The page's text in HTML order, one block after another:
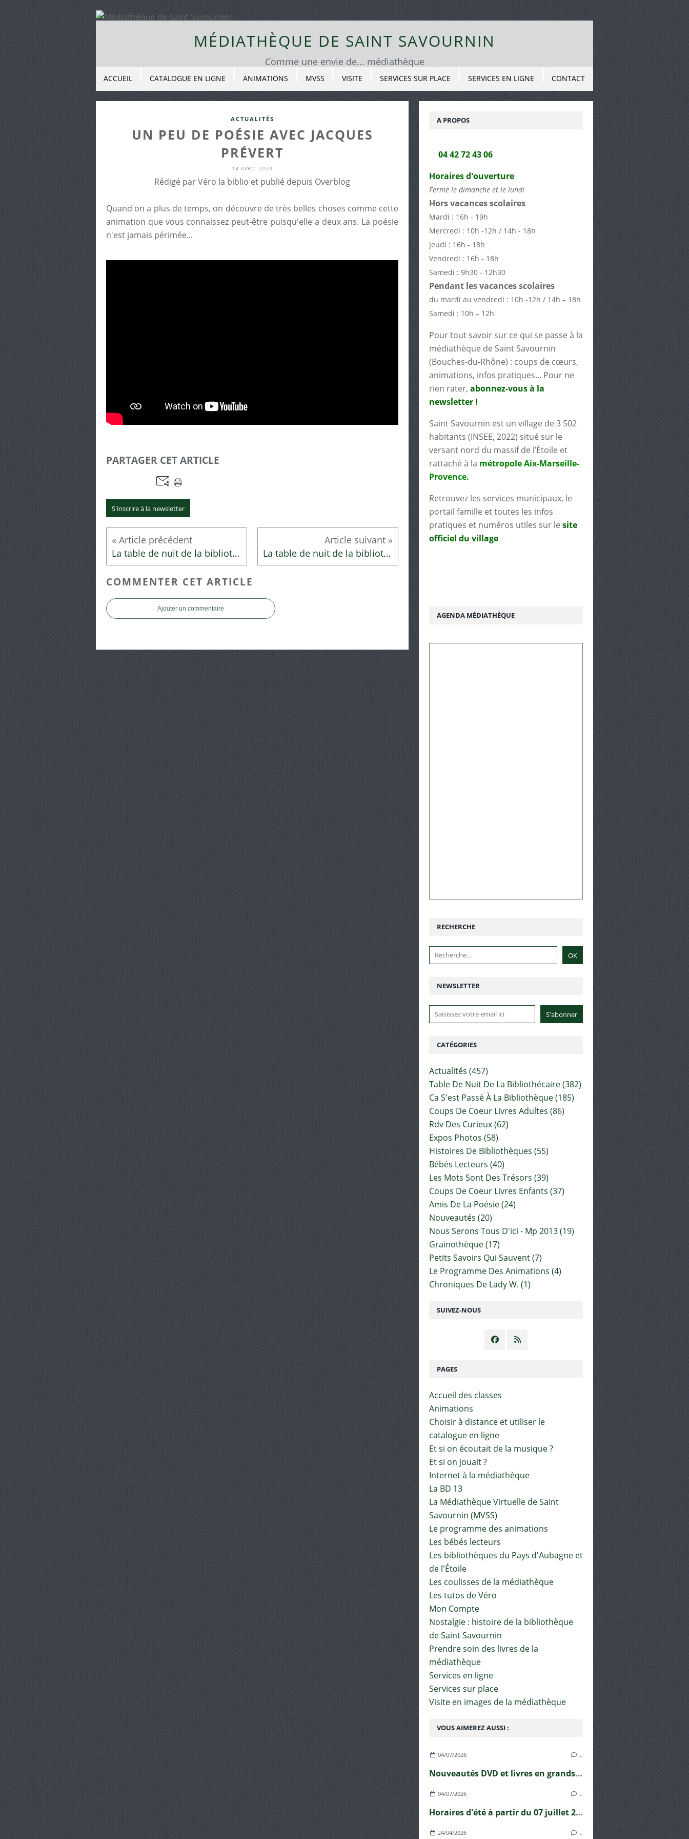
MÉDIATHÈQUE DE SAINT SAVOURNIN
Comme une envie de... médiathèque
ACCUEIL CATALOGUE EN LIGNE ANIMATIONS MVSS VISITE SERVICES SUR PLACE SERVICES EN LIGNE CONTACT
ACTUALITÉS
UN PEU DE POÉSIE AVEC JACQUES
PRÉVERT
14 AVRIL 2020
Rédigé par Véro la biblio et publié depuis Overblog
Quand on a plus de temps, on découvre de très belles choses comme cette
animation que vous connaissez peut-être puisqu'elle a deux ans. La poésie
n'est jamais périmée...
PARTAGER CET ARTICLE
S'inscrire à la newsletter
La table de nuit de la bibliothécaire La table de nuit de la bibliothécaire
COMMENTER CET ARTICLE
Ajouter un commentaire
NEWSLETTER
SUIVEZ-NOUS
RECHERCHE
VOUS AIMEREZ AUSSI :
04/07/2026 …
Nouveautés DVD et livres en grands caractères !
04/07/2026 …
Horaires d'été à partir du 07 juillet 2026
24/04/2026 …
PAGES
Accueil des classes
Animations
Choisir à distance et utiliser le
catalogue en ligne
Et si on écoutait de la musique ?
Et si on jouait ?
Internet à la médiathèque
La BD 13
La Médiathèque Virtuelle de Saint
Savournin (MVSS)
Le programme des animations
Les bébés lecteurs
Les bibliothèques du Pays d'Aubagne et
de l'Étoile
Les coulisses de la médiathèque
Les tutos de Véro
Mon Compte
Nostalgie : histoire de la bibliothèque
de Saint Savournin
Prendre soin des livres de la
médiathèque
Services en ligne
Services sur place
Visite en images de la médiathèque
CATÉGORIES
Actualités (457)
Table De Nuit De La Bibliothécaire(382)
Ca S'est Passé À La Bibliothèque(185)
Coups De Coeur Livres Adultes (86)
Rdv Des Curieux(62)
Expos Photos (58)
Histoires De Bibliothèques (55)
Bébés Lecteurs (40)
Les Mots Sont Des Trésors (39)
Coups De Coeur Livres Enfants (37)
Amis De La Poésie(24)
Nouveautés (20)
Nous Serons Tous D'ici - Mp 2013(19)
Grainothèque(17)
Petits Savoirs Qui Sauvent(7)
Le Programme Des Animations (4)
Chroniques De Lady W. (1)
A PROPOS
04 42 72 43 06
Horaires d'ouverture
Fermé le dimanche et le lundi
Hors vacances scolaires
Mardi : 16h - 19h
Mercredi : 10h -12h / 14h - 18h
Jeudi : 16h - 18h
Vendredi : 16h - 18h
Samedi : 9h30 - 12h30
Pendant les vacances scolaires
du mardi au vendredi : 10h -12h / 14h – 18h
Samedi : 10h – 12h
Pour tout savoir sur ce qui se passe à la
médiathèque de Saint Savournin
(Bouches-du-Rhône) : coups de cœurs,
animations, infos pratiques... Pour ne
rien rater, abonnez-vous à la
newsletter !
Saint Savournin est un village de 3 502
habitants (INSEE, 2022) situé sur le
versant nord du massif de l’Étoile et
rattaché à la métropole Aix-Marseille-
Provence.
Retrouvez les services municipaux, le
portail famille et toutes les infos
pratiques et numéros utiles sur le site
officiel du village
AGENDA MÉDIATHÈQUE